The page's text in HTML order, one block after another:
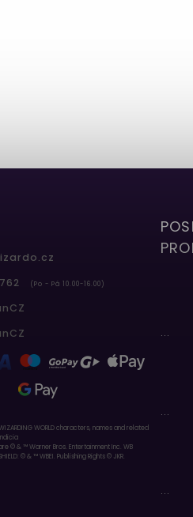
(Po - Pá 10.00-16.00)
WORLD characters, names and related
© & ™ Warner Bros. Entertainment Inc. WB
© & ™ WBEI. Publishing Rights © JKR.
...
...
...